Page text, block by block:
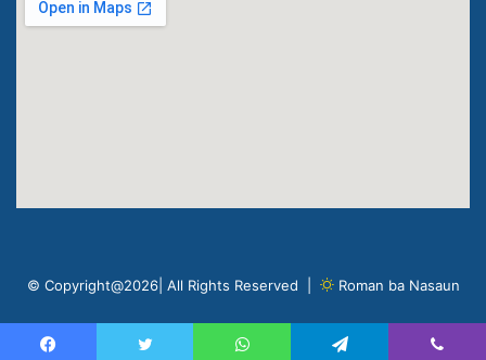
© Copyright@2026| All Rights Reserved | Roman ba Nasaun